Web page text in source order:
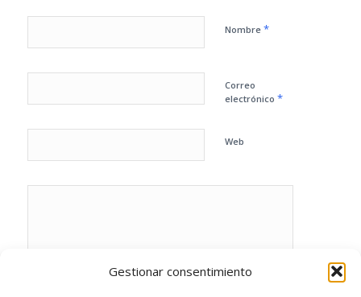
Gestionar consentimiento
Nombre *
Correo
electrónico *
Web